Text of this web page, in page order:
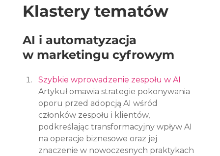
Klastery tematów
AI i automatyzacja
w marketingu cyfrowym
Szybkie wprowadzenie zespołu w AI
Artykuł omawia strategie pokonywania
oporu przed adopcją AI wśród
członków zespołu i klientów,
podkreślając transformacyjny wpływ AI
na operacje biznesowe oraz jej
znaczenie w nowoczesnych praktykach